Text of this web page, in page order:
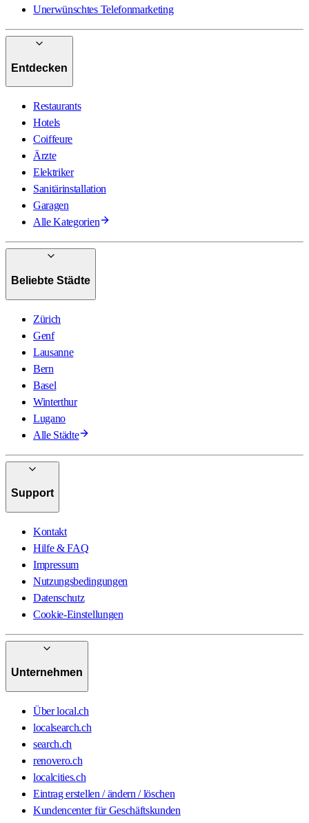
Unerwünschtes Telefonmarketing
Entdecken
Restaurants
Hotels
Coiffeure
Ärzte
Elektriker
Sanitärinstallation
Garagen
Alle Kategorien
Beliebte Städte
Zürich
Genf
Lausanne
Bern
Basel
Winterthur
Lugano
Alle Städte
Support
Kontakt
Hilfe & FAQ
Impressum
Nutzungsbedingungen
Datenschutz
Cookie-Einstellungen
Unternehmen
Über local.ch
localsearch.ch
search.ch
renovero.ch
localcities.ch
Eintrag erstellen / ändern / löschen
Kundencenter für Geschäftskunden